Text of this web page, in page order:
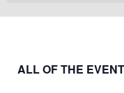
ALL OF THE